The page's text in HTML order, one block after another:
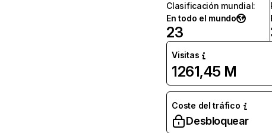
Clasificación mundial:
En todo el mundo
23
Visitas
1261,45 M
Coste del tráfico
Desbloquear